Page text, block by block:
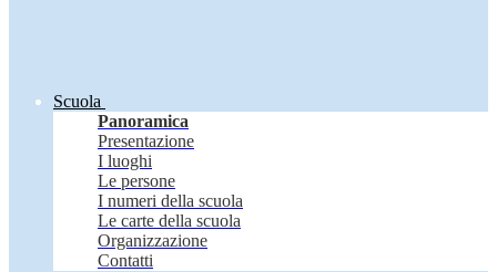
Scuola
Panoramica
Presentazione
I luoghi
Le persone
I numeri della scuola
Le carte della scuola
Organizzazione
Contatti